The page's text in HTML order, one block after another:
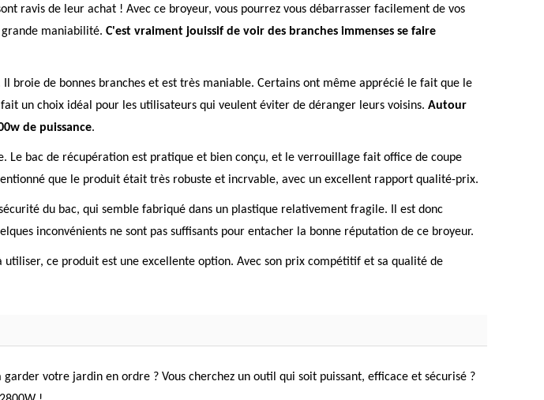
ravis de leur achat ! Avec ce broyeur, vous pourrez vous débarrasser facilement de vos
maniabilité. C'est vraiment jouissif de voir des branches immenses se faire
broie de bonnes branches et est très maniable. Certains ont même apprécié le fait que le
un choix idéal pour les utilisateurs qui veulent éviter de déranger leurs voisins. Autour
de puissance.
bac de récupération est pratique et bien conçu, et le verrouillage fait office de coupe
que le produit était très robuste et incrvable, avec un excellent rapport qualité-prix.
du bac, qui semble fabriqué dans un plastique relativement fragile. Il est donc
inconvénients ne sont pas suffisants pour entacher la bonne réputation de ce broyeur.
ce produit est une excellente option. Avec son prix compétitif et sa qualité de
votre jardin en ordre ? Vous cherchez un outil qui soit puissant, efficace et sécurisé ?